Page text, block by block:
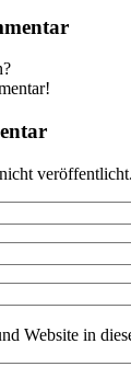
veröffentlicht.
Website in